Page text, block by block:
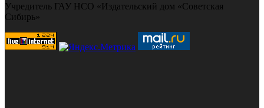
Учредитель ГАУ НСО «Издательский дом «Советская
Сибирь»